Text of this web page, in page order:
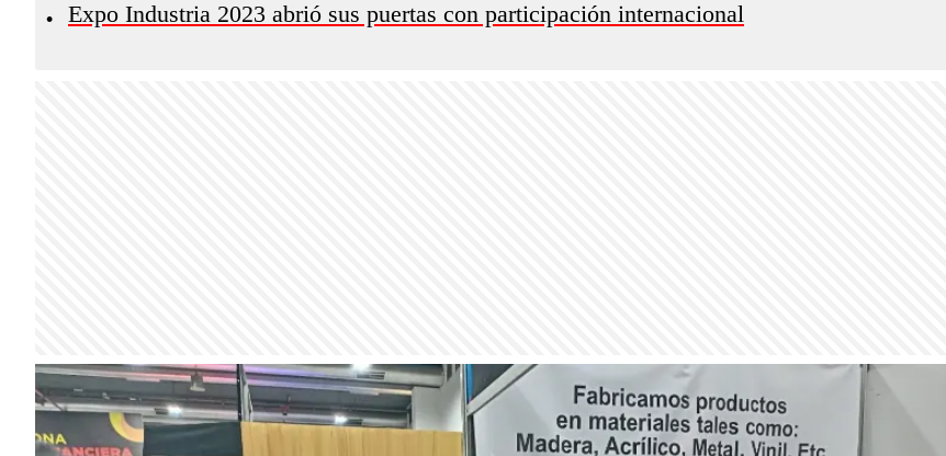
• Expo Industria 2023 abrió sus puertas con participación internacional